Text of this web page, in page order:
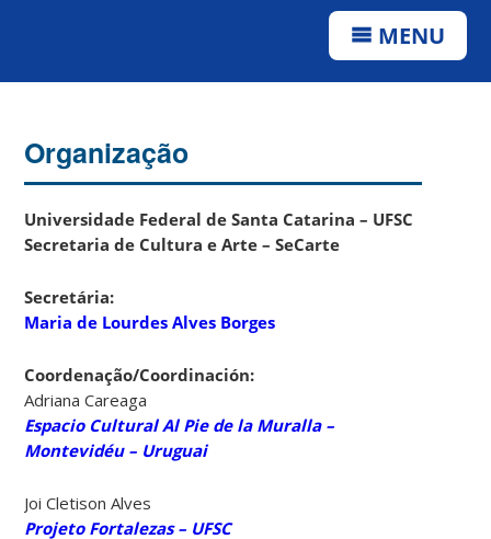
MENU
Organização
Universidade Federal de Santa Catarina – UFSC
Secretaria de Cultura e Arte – SeCarte
Secretária:
Maria de Lourdes Alves Borges
Coordenação/Coordinación:
Adriana Careaga
Espacio Cultural Al Pie de la Muralla –
Montevidéu – Uruguai
Joi Cletison Alves
Projeto Fortalezas – UFSC